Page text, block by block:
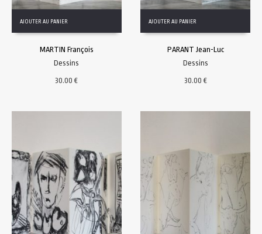
AJOUTER AU PANIER
MARTIN François
Dessins
30.00€
AJOUTER AU PANIER
PARANT Jean-Luc
Dessins
30.00€